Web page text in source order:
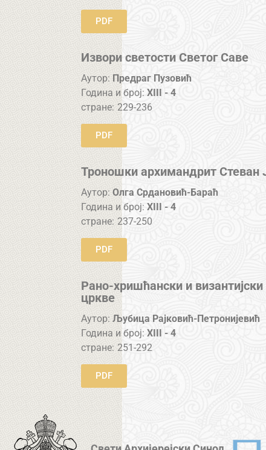
PDF
Извори светости Светог Саве
Аутор: Предраг Пузовић
Година и број:XIII - 4
стране: 229-236
PDF
Троношки архимандрит Стеван
Аутор: Олга Срдановић-Бараћ
Година и број:XIII - 4
стране: 237-250
PDF
Рано-хришћански и
цркве
Аутор: Љубица Рајковић-Петронијевић
Година и број:XIII - 4
стране: 251-292
PDF